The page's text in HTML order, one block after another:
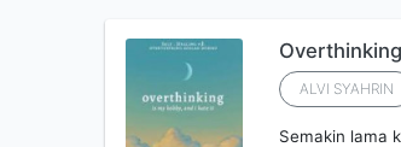
ALVI SYAHRIN
Semakin lama